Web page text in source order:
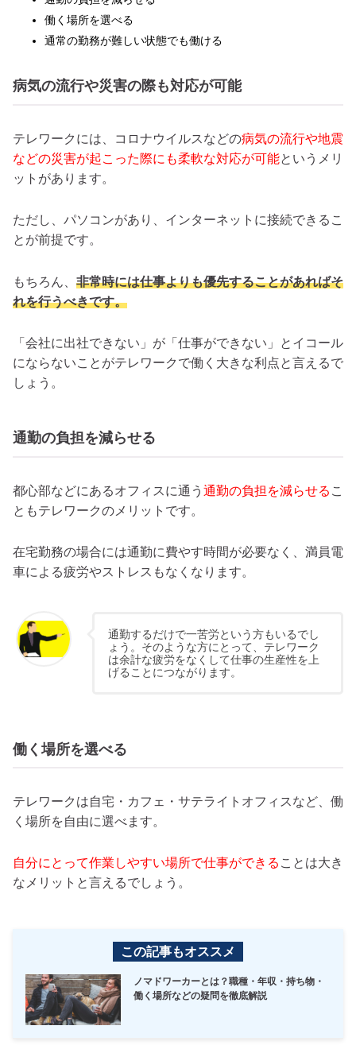
働く場所を選べる
通常の勤務が難しい状態でも働ける
病気の流行や災害の際も対応が可能
テレワークには、コロナウイルスなどの病気の流行や地震
などの災害が起こった際にも柔軟な対応が可能というメリ
ットがあります。
ただし、パソコンがあり、インターネットに接続できるこ
とが前提です。
もちろん、 非常時には仕事よりも優先することがあればそ
れを行うべきです。
「会社に出社できない」が「仕事ができない」とイコール
にならないことがテレワークで働く大きな利点と言えるで
しょう。
通勤の負担を減らせる
都心部などにあるオフィスに通う 通勤の負担を減らせる こ
ともテレワークのメリットです。
在宅勤務の場合には通勤に費やす時間が必要なく、満員電
車による疲労やストレスもなくなります。
通勤するだけで一苦労という方もいるでし
ょう。そのような方にとって、テレワーク
は余計な疲労をなくして仕事の生産性を上
げることにつながります。
働く場所を選べる
テレワークは自宅・カフェ・サテライトオフィスなど、働
く場所を自由に選べます。
自分にとって作業しやすい場所で仕事ができる ことは大き
なメリットと言えるでしょう。
この記事もオススメ
ノマドワーカーとは？職種・年収・持ち物・
働く場所などの疑問を徹底解説